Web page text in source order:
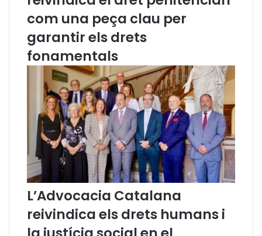
e
r
è
p
r
i
o
r
i
t
a
e
com una peça clau per
garantir els drets
fonamentals
L’Advocacia Catalana
reivindica els drets humans i